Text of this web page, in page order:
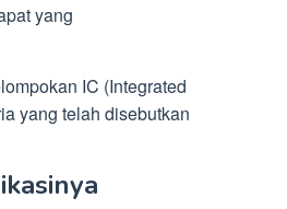
yang
IC (Integrated
yang telah disebutkan